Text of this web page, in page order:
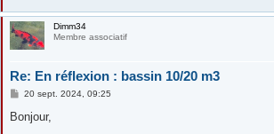
Dimm34
Membre associatif
Re: En réflexion : bassin 10/20 m3
M
s
20 sept. 2024, 09:25
Bonjour,